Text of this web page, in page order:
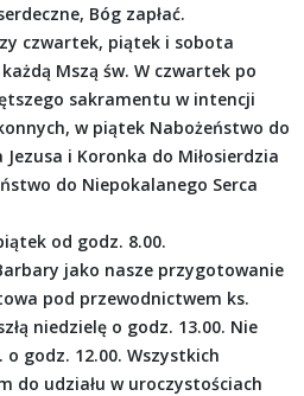
Bóg zapłać.
czwartek, piątek i sobota
Mszą św. W czwartek po
sakramentu w intencji
w piątek Nabożeństwo do
i Koronka do Miłosierdzia
do Niepokalanego Serca
od godz. 8.00.
jako nasze przygotowanie
pod przewodnictwem ks.
niedzielę o godz. 13.00. Nie
o godz. 12.00. Wszystkich
do udziału w uroczystościach